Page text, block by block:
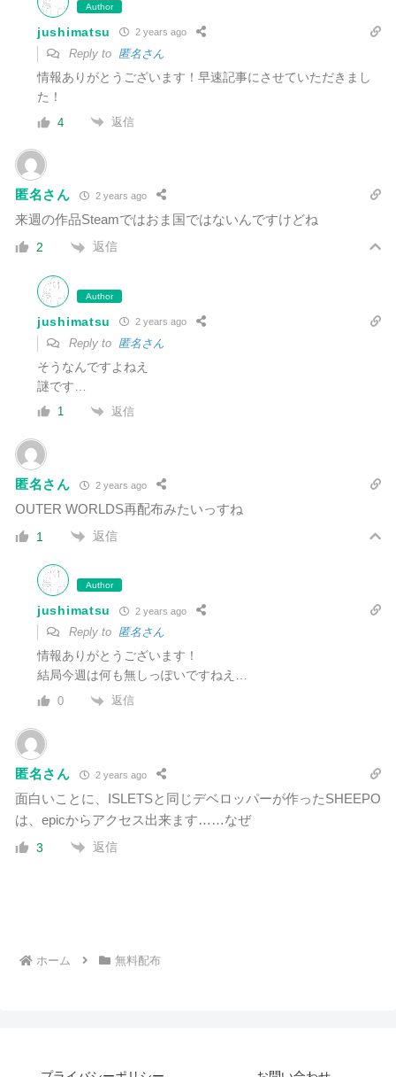
Author
jushimatsu 2 years ago
Reply to 匿名さん
情報ありがとうございます！早速記事にさせていただきまし
た！
4 返信
匿名さん 2 years ago
来週の作品Steamではおま国ではないんですけどね
2 返信
Author
jushimatsu 2 years ago
Reply to 匿名さん
そうなんですよねえ
謎です…
1 返信
匿名さん 2 years ago
OUTER WORLDS再配布みたいっすね
1 返信
Author
jushimatsu 2 years ago
Reply to 匿名さん
情報ありがとうございます！
結局今週は何も無しっぽいですねえ…
0 返信
匿名さん 2 years ago
面白いことに、ISLETSと同じデベロッパーが作ったSHEEPO
は、epicからアクセス出来ます……なぜ
3 返信
ホーム 無料配布